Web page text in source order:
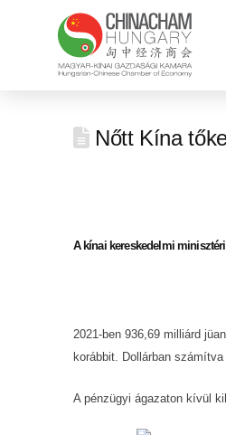
Nőtt Kína
A kínai kereskedelmi
2021-ben 936,69 milliárd
korábbit. Dollárban
A pénzügyi ágazaton kívül